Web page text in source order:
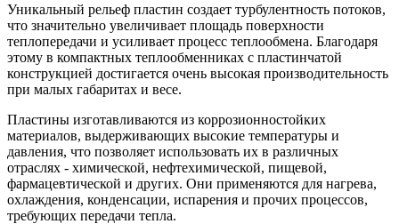
Уникальный рельеф пластин создает турбулентность потоков,
что значительно увеличивает площадь поверхности
теплопередачи и усиливает процесс теплообмена. Благодаря
этому в компактных теплообменниках с пластинчатой
конструкцией достигается очень высокая производительность
при малых габаритах и весе.
Пластины изготавливаются из коррозионностойких
материалов, выдерживающих высокие температуры и
давления, что позволяет использовать их в различных
отраслях - химической, нефтехимической, пищевой,
фармацевтической и других. Они применяются для нагрева,
охлаждения, конденсации, испарения и прочих процессов,
требующих передачи тепла.